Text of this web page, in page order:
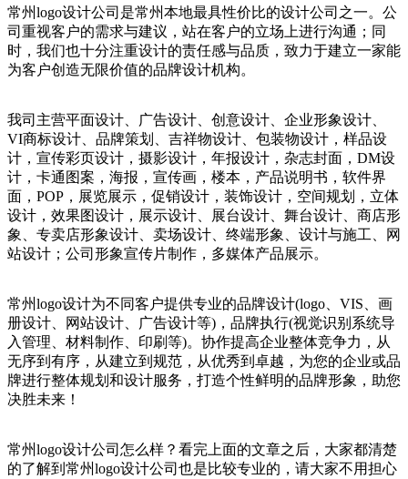
常州logo设计公司是常州本地最具性价比的设计公司之一。公
司重视客户的需求与建议，站在客户的立场上进行沟通；同
时，我们也十分注重设计的责任感与品质，致力于建立一家能
为客户创造无限价值的品牌设计机构。
我司主营平面设计、广告设计、创意设计、企业形象设计、
VI商标设计、品牌策划、吉祥物设计、包装物设计，样品设
计，宣传彩页设计，摄影设计，年报设计，杂志封面，DM设
计，卡通图案，海报，宣传画，楼本，产品说明书，软件界
面，POP，展览展示，促销设计，装饰设计，空间规划，立体
设计，效果图设计，展示设计、展台设计、舞台设计、商店形
象、专卖店形象设计、卖场设计、终端形象、设计与施工、网
站设计；公司形象宣传片制作，多媒体产品展示。
常州logo设计为不同客户提供专业的品牌设计(logo、VIS、画
册设计、网站设计、广告设计等)，品牌执行(视觉识别系统导
入管理、材料制作、印刷等)。协作提高企业整体竞争力，从
无序到有序，从建立到规范，从优秀到卓越，为您的企业或品
牌进行整体规划和设计服务，打造个性鲜明的品牌形象，助您
决胜未来！
常州logo设计公司怎么样？看完上面的文章之后，大家都清楚
的了解到常州logo设计公司也是比较专业的，请大家不用担心